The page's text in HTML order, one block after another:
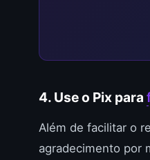
4. Use o Pix para
Além de facilitar o
agradecimento por